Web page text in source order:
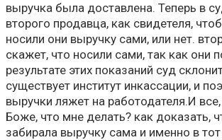
выручка была доставлена. Теперь в
второго продавца, как свидетеля,
носили они выручку сами, или нет.
скажет, что носили сами, так как они
результате этих показаний суд
существует институт инкассации, и
выручки ляжет на работодателя.И
Боже, что мне делать? как доказать,
забирала выручку сама и именно в